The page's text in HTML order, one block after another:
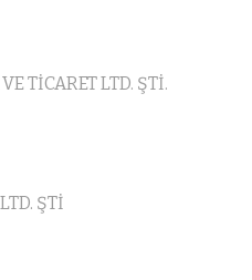
TİCARET LTD. ŞTİ.
ŞTİ